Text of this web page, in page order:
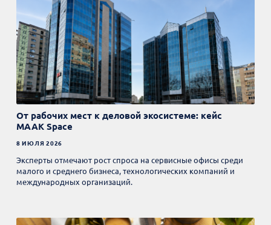
От рабочих мест к деловой экосистеме: кейс
MAAK Space
8 ИЮЛЯ 2026
Эксперты отмечают рост спроса на сервисные офисы среди
малого и среднего бизнеса, технологических компаний и
международных организаций.